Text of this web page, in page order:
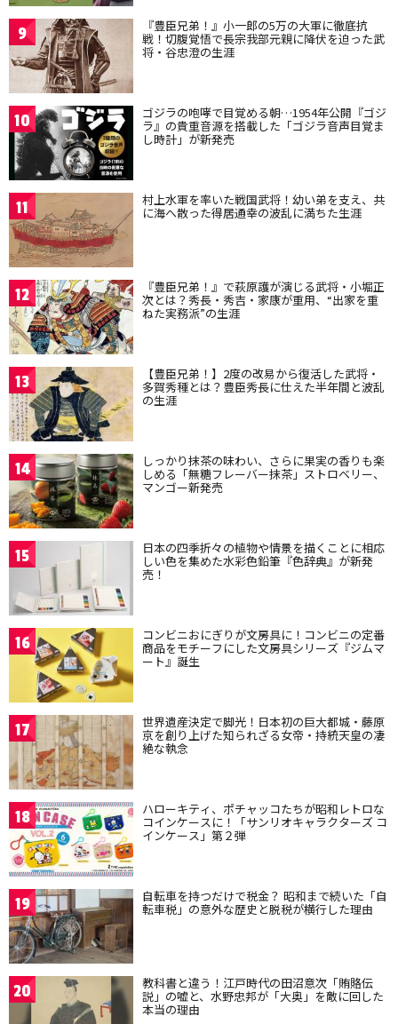
9 『豊臣兄弟！』小一郎の5万の大軍に徹底抗
戦！切腹覚悟で長宗我部元親に降伏を迫った武
将・谷忠澄の生涯
10 ゴジラの咆哮で目覚める朝…1954年公開『ゴジ
ラ』の貴重音源を搭載した「ゴジラ音声目覚ま
し時計」が新発売
11 村上水軍を率いた戦国武将！幼い弟を支え、共
に海へ散った得居通幸の波乱に満ちた生涯
12 『豊臣兄弟！』で萩原護が演じる武将・小堀正
次とは？秀長・秀吉・家康が重用、“出家を重
ねた実務派”の生涯
13 【豊臣兄弟！】2度の改易から復活した武将・
多賀秀種とは？豊臣秀長に仕えた半年間と波乱
の生涯
14 しっかり抹茶の味わい、さらに果実の香りも楽
しめる「無糖フレーバー抹茶」ストロベリー、
マンゴー新発売
15 日本の四季折々の植物や情景を描くことに相応
しい色を集めた水彩色鉛筆『色辞典』が新発
売！
16 コンビニおにぎりが文房具に！コンビニの定番
商品をモチーフにした文房具シリーズ『ジムマ
ート』誕生
17 世界遺産決定で脚光！日本初の巨大都城・藤原
京を創り上げた知られざる女帝・持統天皇の凄
絶な執念
18 ハローキティ、ポチャッコたちが昭和レトロな
コインケースに！「サンリオキャラクターズ コ
インケース」第２弾
19 自転車を持つだけで税金？ 昭和まで続いた「自
転車税」の意外な歴史と脱税が横行した理由
20 教科書と違う！江戸時代の田沼意次「賄賂伝
説」の嘘と、水野忠邦が「大奥」を敵に回した
本当の理由